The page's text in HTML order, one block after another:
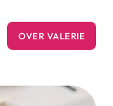
OVER VALERIE